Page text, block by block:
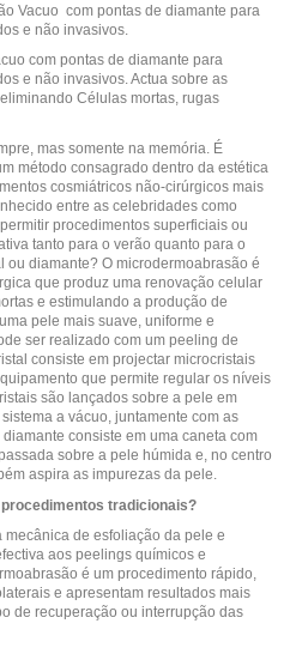
Vacuo com pontas de diamante para
e não invasivos.
com pontas de diamante para
e não invasivos. Actua sobre as
Células mortas, rugas
mas somente na memória. É
método consagrado dentro da estética
cosmiátricos não-cirúrgicos mais
entre as celebridades como
procedimentos superficiais ou
tanto para o verão quanto para o
diamante? O microdermoabrasão é
que produz uma renovação celular
e estimulando a produção de
pele mais suave, uniforme e
ser realizado com um peeling de
consiste em projectar microcristais
que permite regular os níveis
são lançados sobre a pele em
a vácuo, juntamente com as
consiste em uma caneta com
sobre a pele húmida e, no centro
aspira as impurezas da pele.
tradicionais?
de esfoliação da pele e
aos peelings químicos e
é um procedimento rápido,
e apresentam resultados mais
de recuperação ou interrupção das